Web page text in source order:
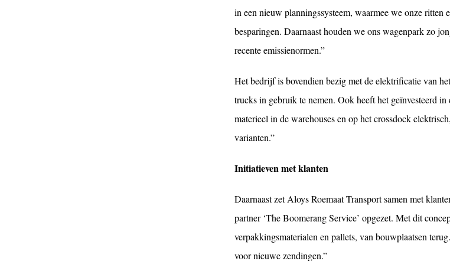
in een nieuw planningssysteem, waarmee we onze
besparingen. Daarnaast houden we ons wagenpark zo
recente emissienormen.”
Het bedrijf is bovendien bezig met de elektrificatie van
trucks in gebruik te nemen. Ook heeft het geïnvesteerd
materieel in de warehouses en op het crossdock
varianten.”
Initiatieven met klanten
Daarnaast zet Aloys Roemaat Transport samen met
partner ‘The Boomerang Service’ opgezet. Met dit
verpakkingsmaterialen en pallets, van bouwplaatsen
voor nieuwe zendingen.”